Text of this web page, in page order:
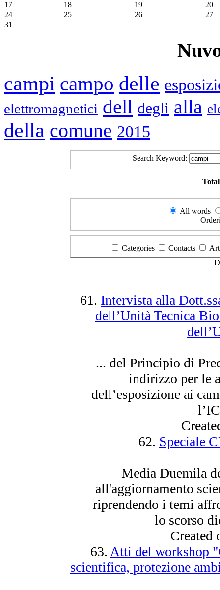
17
18 19
20
24
25 26
27
31
campi campo delle
elettromagnetici dell degli alla
della comune 2015
Search Keyword:
All words
Categories Contacts
61. Intervista alla
dell’Unità Tecnica
... del Principio di
indirizzo per le
dell’esposizione ai
62. Speciale
Media Duemila
all'aggiornamento
riprendendo i temi
lo scorso
Created
63. Atti del workshop
scientifica, protezione